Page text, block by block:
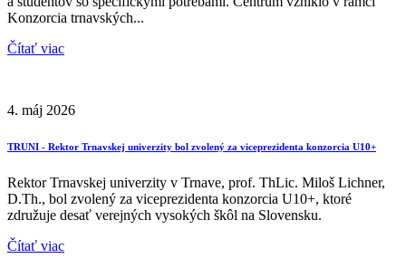
Konzorcia trnavských...
Čítať viac
4. máj 2026
TRUNI - Rektor Trnavskej univerzity bol zvolený za viceprezidenta konzorcia U10+
Rektor Trnavskej univerzity v Trnave, prof. ThLic. Miloš Lichner,
D.Th., bol zvolený za viceprezidenta konzorcia U10+, ktoré
združuje desať verejných vysokých škôl na Slovensku.
Čítať viac